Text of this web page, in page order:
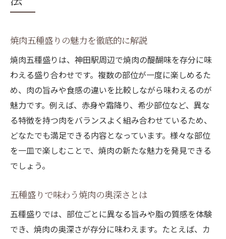
神田駅周辺の焼肉五種盛り事情を紹介
焼肉五種盛りが人気の背景と魅力
焼肉五種盛りの食べ歩き体験ポイント
神田駅近で焼肉五種盛りを満喫しよう
希少部位も楽しめる焼肉盛り合わせの魅力
希少部位を味わう焼肉五種盛りの魅力
焼肉五種盛りで楽しむ部位ごとの特徴
五種盛りで出会う希少部位の楽しみ方
焼肉五種盛りで希少部位を満喫しよう
焼肉を堪能したいなら五種盛りが新定番
焼肉五種盛りの魅力を徹底的に解説
焼肉五種盛りは、神田駅周辺で焼肉の醍醐味を存分に味
わえる盛り合わせです。複数の部位が一度に楽しめるた
め、肉の旨みや食感の違いを比較しながら味わえるのが
魅力です。例えば、赤身や霜降り、希少部位など、異な
る特徴を持つ肉をバランスよく組み合わせているため、
どなたでも満足できる内容となっています。様々な部位
を一皿で楽しむことで、焼肉の新たな魅力を発見できる
でしょう。
五種盛りで味わう焼肉の奥深さとは
五種盛りでは、部位ごとに異なる旨みや脂の質感を体験
でき、焼肉の奥深さが存分に味わえます。たとえば、カ